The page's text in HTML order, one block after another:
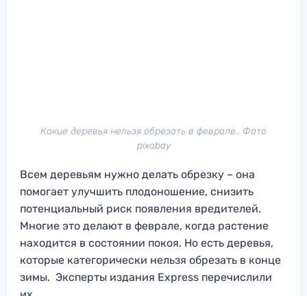
Какие деревья нельзя обрезать в феврале.. Фото
pixabay
Всем деревьям нужно делать обрезку – она
помогает улучшить плодоношение, снизить
потенциальный риск появления вредителей.
Многие это делают в феврале, когда растение
находится в состоянии покоя. Но есть деревья,
которые категорически нельзя обрезать в конце
зимы. Эксперты издания Express перечислили